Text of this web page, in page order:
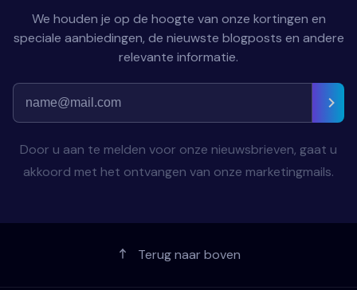
We houden je op de hoogte van onze kortingen en
speciale aanbiedingen, de nieuwste blogposts en andere
relevante informatie.
Door u aan te melden voor onze nieuwsbrieven, gaat u
akkoord met het ontvangen van onze marketingmails.
Terug naar boven